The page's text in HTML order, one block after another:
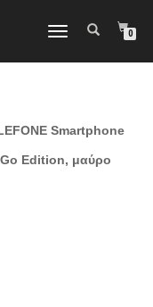
ΕΝΑΛΛΑΓΉ
0
Smartphone
Go Edition, μαύρο